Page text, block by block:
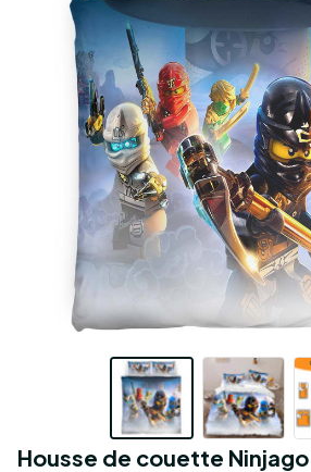
Housse de couette Ninjago